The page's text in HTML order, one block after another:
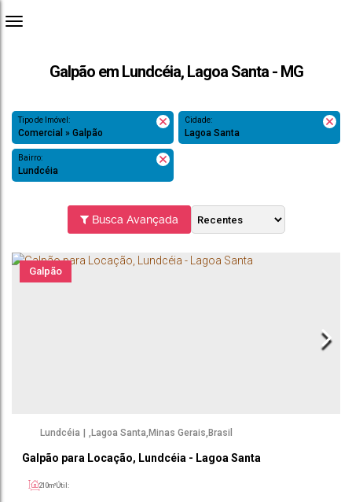
Galpão em Lundcéia, Lagoa Santa - MG
Tipo de Imóvel:
Comercial » Galpão
Cidade:
Lagoa Santa
Bairro:
Lundcéia
Busca Avançada
Galpão
Galpão para Locação, Lundcéia - Lagoa Santa
Lundcéia Lagoa Santa Minas Gerais Brasil
Útil:
210m²